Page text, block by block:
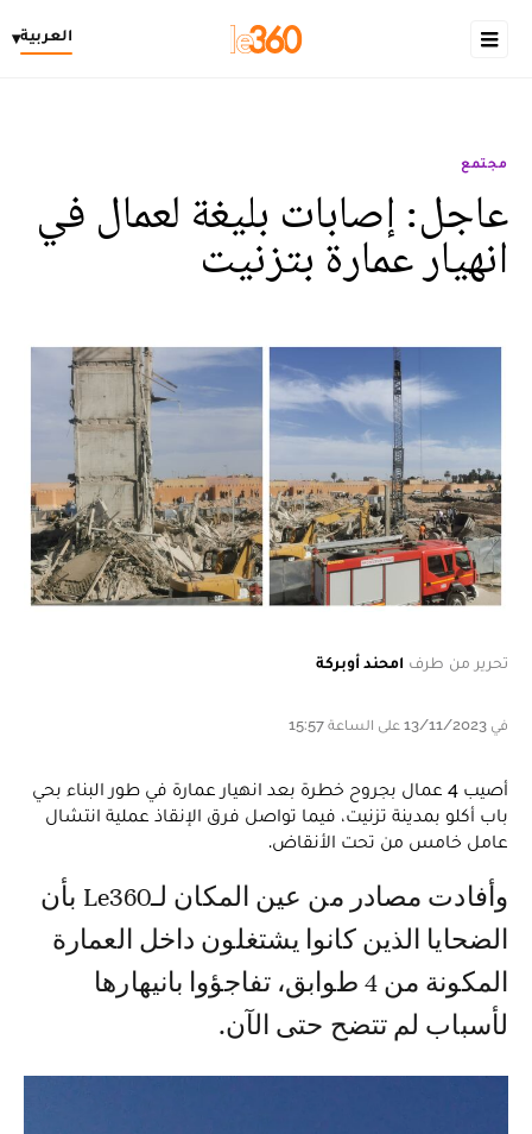
العربية▾
مجتمع
عاجل: إصابات بليغة لعمال في
انهيار عمارة بتزنيت
تحرير من طرف امحند أوبركة
في 13/11/2023 على الساعة 15:57
أصيب 4 عمال بجروح خطرة بعد انهيار عمارة في طور البناء بحي
باب أكلو بمدينة تزنيت، فيما تواصل فرق الإنقاذ عملية انتشال
عامل خامس من تحت الأنقاض.
وأفادت مصادر من عين المكان لـLe360 بأن
الضحايا الذين كانوا يشتغلون داخل العمارة
المكونة من 4 طوابق، تفاجؤوا بانيهارها
لأسباب لم تتضح حتى الآن.